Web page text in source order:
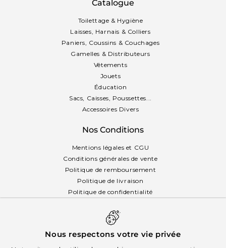
Catalogue
Toilettage & Hygiène
Laisses, Harnais & Colliers
Paniers, Coussins & Couchages
Gamelles & Distributeurs
Vêtements
Jouets
Éducation
Sacs, Caisses, Poussettes...
Accessoires Divers
Nos Conditions
Mentions légales et CGU
Conditions générales de vente
Politique de remboursement
Politique de livraison
Politique de confidentialité
Français
Nous respectons votre vie privée